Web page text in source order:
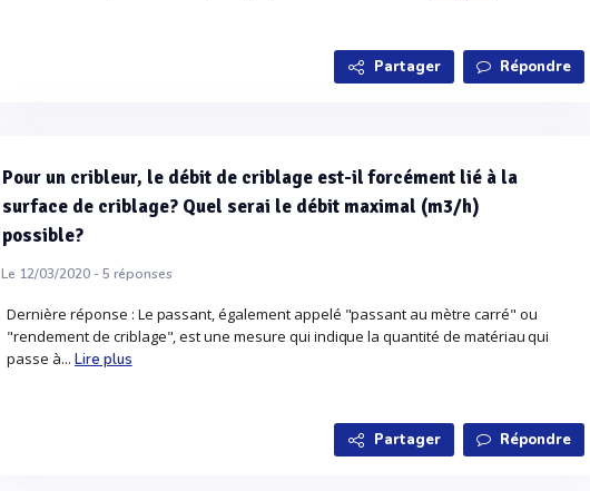
Partager Répondre
Pour un cribleur, le débit de criblage est-il forcément lié à la
surface de criblage? Quel serai le débit maximal (m3/h)
possible?
Le 12/03/2020 -5 réponses
Dernière réponse : Le passant, également appelé "passant au mètre carré" ou
"rendement de criblage", est une mesure qui indique la quantité de matériau qui
passe à... Lire plus
Partager Répondre